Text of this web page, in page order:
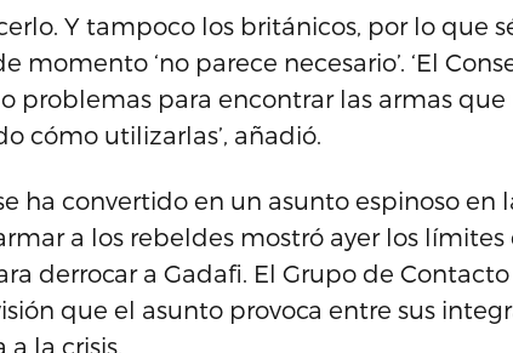
Y tampoco los británicos, por lo que
momento ‘no parece necesario’. ‘El
problemas para encontrar las armas que
cómo utilizarlas’, añadió.
ha convertido en un asunto espinoso en
a los rebeldes mostró ayer los límites
derrocar a Gadafi. El Grupo de
que el asunto provoca entre sus
la crisis.